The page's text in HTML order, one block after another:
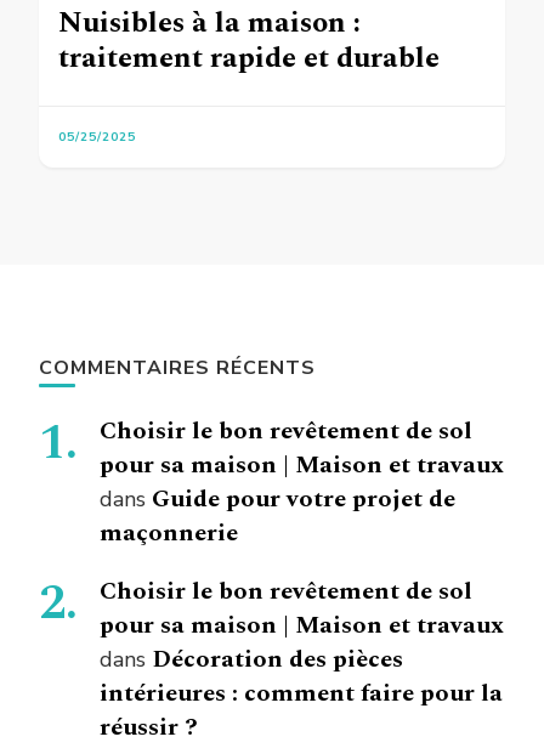
Nuisibles à la maison :
traitement rapide et durable
05/25/2025
COMMENTAIRES RÉCENTS
Choisir le bon revêtement de sol
pour sa maison | Maison et travaux
dans Guide pour votre projet de
maçonnerie
Choisir le bon revêtement de sol
pour sa maison | Maison et travaux
dans Décoration des pièces
intérieures : comment faire pour la
réussir ?